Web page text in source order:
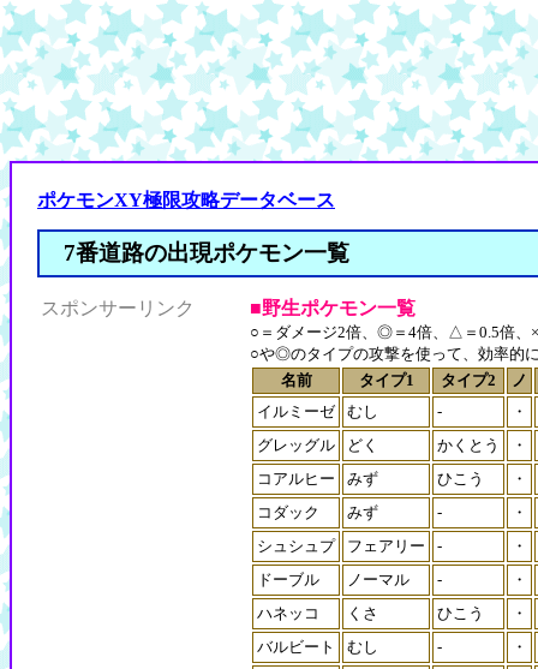
ポケモンXY極限攻略データベース
7番道路の出現ポケモン一覧
スポンサーリンク ■野生ポケモン一覧
○＝ダメージ2倍、◎＝4倍、△＝0.5倍、
○や◎のタイプの攻撃を使って、効率的
名前
タイプ1 タイプ2
ノ
イルミーゼ
むし -
・
グレッグル
どく かくとう
・
コアルヒー
みず ひこう
・
コダック
みず -
・
シュシュプ
フェアリー -
・
ドーブル
ノーマル -
・
ハネッコ
くさ ひこう
・
バルビート
むし -
・